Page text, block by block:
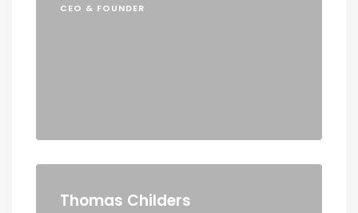
CEO & FOUNDER
Thomas Childers